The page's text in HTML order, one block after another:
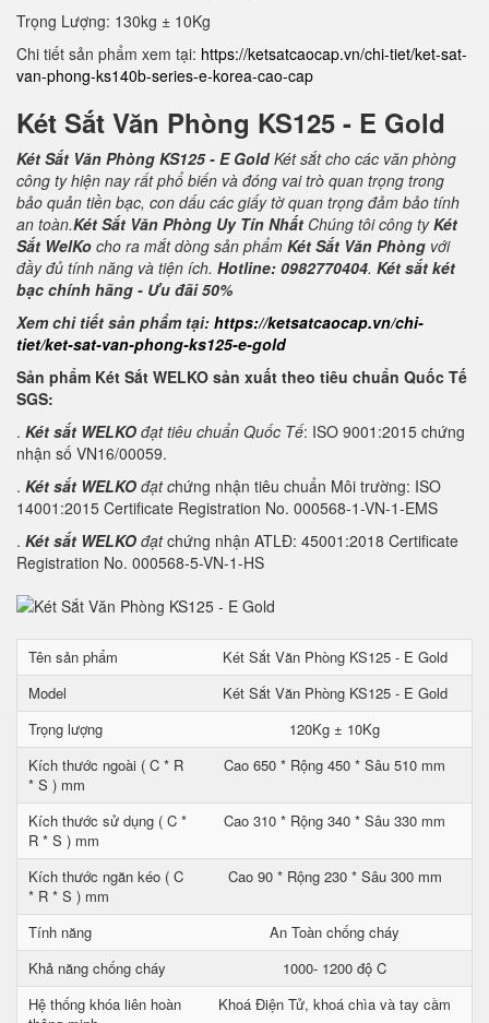
Trọng Lượng: 130kg ± 10Kg
Chi tiết sản phẩm xem tại: https://ketsatcaocap.vn/chi-tiet/ket-sat-
van-phong-ks140b-series-e-korea-cao-cap
Két Sắt Văn Phòng KS125 - E Gold
Két Sắt Văn Phòng KS125 - E GoldKét sắt cho các văn phòng
công ty hiện nay rất phổ biến và đóng vai trò quan trọng trong
bảo quản tiền bạc, con dấu các giấy tờ quan trọng đảm bảo tính
an toàn.Két Sắt Văn Phòng Uy Tín Nhất Chúng tôi công tyKét
Sắt WelKo cho ra mắt dòng sản phẩm Két Sắt Văn Phòng với
đầy đủ tính năng và tiện ích. Hotline: 0982770404. Két sắt két
bạc chính hãng - Ưu đãi 50%
Xem chi tiết sản phẩm tại: https://ketsatcaocap.vn/chi-
tiet/ket-sat-van-phong-ks125-e-gold
Sản phẩm Két Sắt WELKO sản xuất theo tiêu chuẩn Quốc Tế
SGS:
. Két sắt WELKO đạt tiêu chuẩn Quốc Tế: ISO 9001:2015 chứng
nhận số VN16/00059.
. Két sắt WELKO đạt chứng nhận tiêu chuẩn Môi trường: ISO
14001:2015 Certificate Registration No. 000568-1-VN-1-EMS
. Két sắt WELKO đạtchứng nhận ATLĐ: 45001:2018 Certificate
Registration No. 000568-5-VN-1-HS
Tên sản phẩm
Két Sắt Văn Phòng KS125 - E Gold
Model
Két Sắt Văn Phòng KS125 - E Gold
Trọng lượng
120Kg ± 10Kg
Kích thước ngoài ( C * R
* S ) mm
Cao 650 * Rộng 450 * Sâu 510 mm
Kích thước sử dụng ( C *
R * S ) mm
Cao 310 * Rộng 340 * Sâu 330 mm
Kích thước ngăn kéo ( C
* R * S ) mm
Cao 90 * Rộng 230 * Sâu 300 mm
Tính năng
An Toàn chống cháy
Khả năng chống cháy
1000- 1200 độ C
Hệ thống khóa liên hoàn
Khoá Điện Tử, khoá chìa và tay cầm